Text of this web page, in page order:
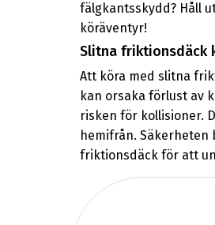
fälgkantsskydd? Håll
köräventyr!
Slitna friktionsdäck
Att köra med slitna
kan orsaka förlust av
risken för kollisioner.
hemifrån.
friktionsdäck för att